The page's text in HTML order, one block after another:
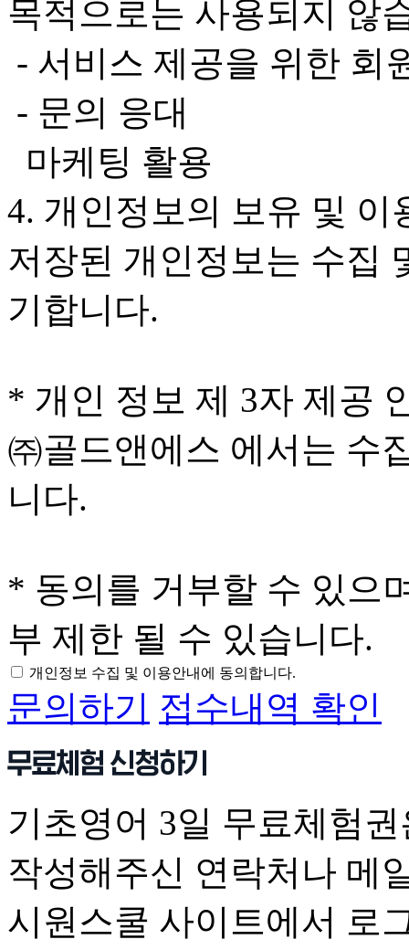
목적으로는 사용되지 않
- 서비스 제공을 위한 회
- 문의 응대
마케팅 활용
4. 개인정보의 보유 및 이
저장된 개인정보는 수집
기합니다.
* 개인 정보 제 3자 제공
㈜골드앤에스 에서는 수
니다.
* 동의를 거부할 수 있으
부 제한 될 수 있습니다.
개인정보 수집 및 이용안내에 동의합니다.
문의하기 접수내역 확인
기초영어 3일 무료체험권
작성해주신 연락처나 메
시원스쿨 사이트에서 로